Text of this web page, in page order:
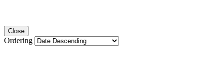
Close
Ordering